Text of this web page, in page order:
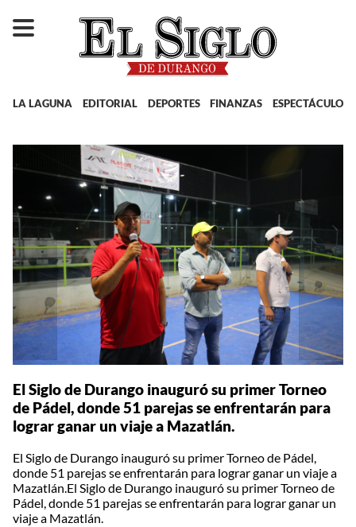
LA LAGUNA EDITORIAL DEPORTES FINANZAS ESPECTÁCULOS
El Siglo de Durango inauguró su primer Torneo
de Pádel, donde 51 parejas se enfrentarán para
lograr ganar un viaje a Mazatlán.
El Siglo de Durango inauguró su primer Torneo de Pádel,
donde 51 parejas se enfrentarán para lograr ganar un viaje a
Mazatlán.El Siglo de Durango inauguró su primer Torneo de
Pádel, donde 51 parejas se enfrentarán para lograr ganar un
viaje a Mazatlán.